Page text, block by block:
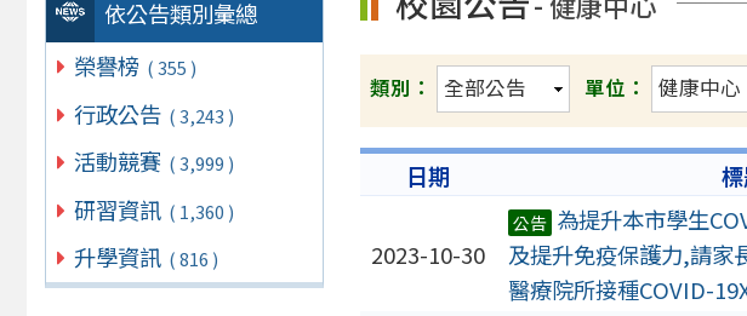
依公告類別彙總
榮譽榜 ( 355 )
行政公告 ( 3,243 )
活動競賽 ( 3,999 )
研習資訊 ( 1,360 )
升學資訊 ( 816 )
類別： 單位：
日期
2023-10-30
公告 為提升本市學生
及提升免疫保護力,請家
醫療院所接種COVID-